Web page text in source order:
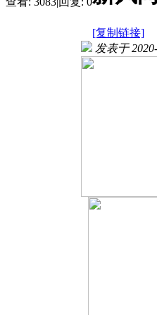
[复制链接]
发表于